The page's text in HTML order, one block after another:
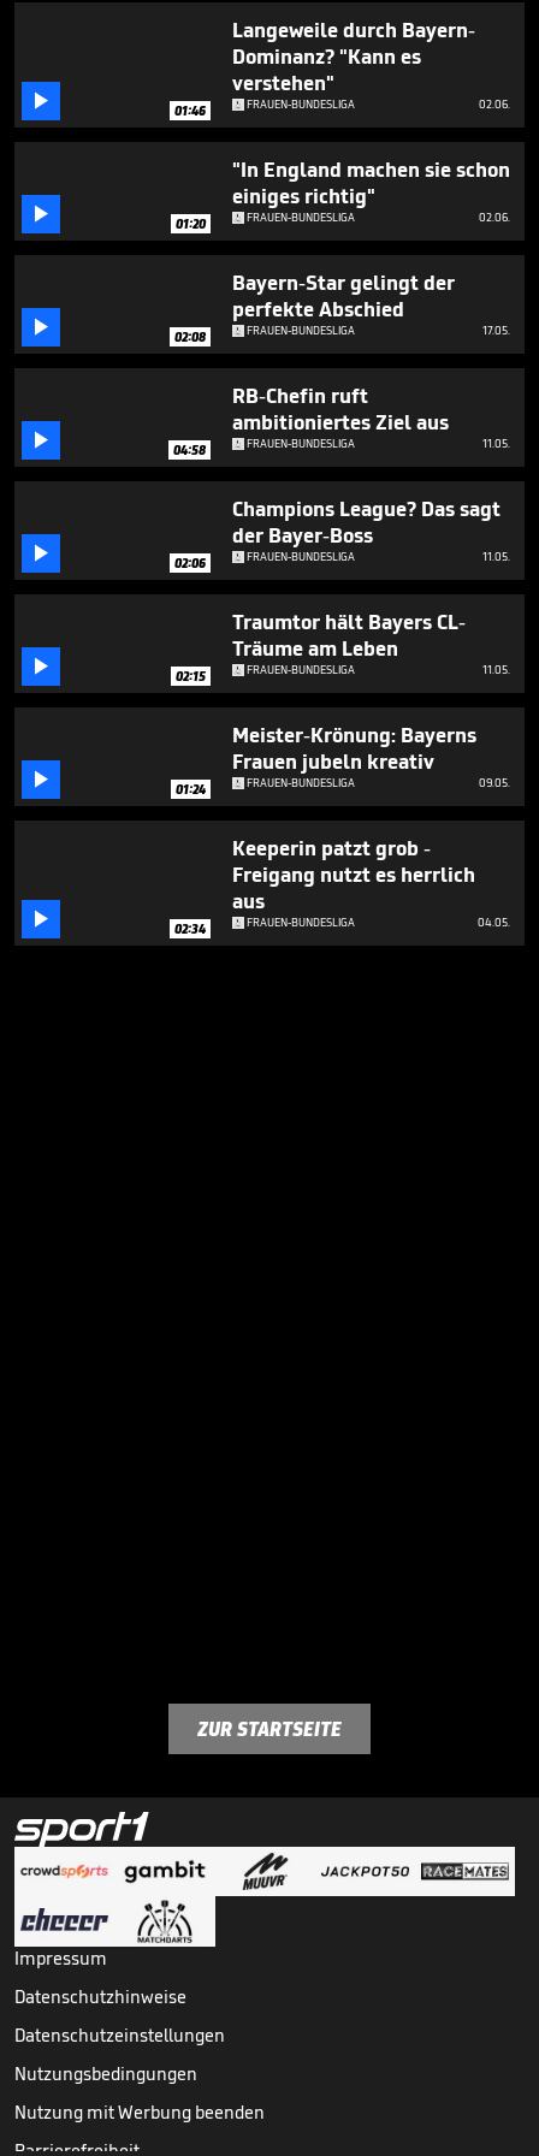
minute,
 01:46
Langeweile durch Bayern-
Dominanz? "Kann es
verstehen"
FRAUEN-BUNDESLIGA 02.06.
 01:20
"In England machen sie schon
einiges richtig"
FRAUEN-BUNDESLIGA 02.06.
 02:08
Bayern-Star gelingt der
perfekte Abschied
FRAUEN-BUNDESLIGA 17.05.
 04:58
RB-Chefin ruft
ambitioniertes Ziel aus
FRAUEN-BUNDESLIGA 11.05.
 02:06
Champions League? Das sagt
der Bayer-Boss
FRAUEN-BUNDESLIGA 11.05.
 02:15
Traumtor hält Bayers CL-
Träume am Leben
FRAUEN-BUNDESLIGA 11.05.
 01:24
Meister-Krönung: Bayerns
Frauen jubeln kreativ
FRAUEN-BUNDESLIGA 09.05.
 02:34
Keeperin patzt grob -
Freigang nutzt es herrlich
aus
FRAUEN-BUNDESLIGA 04.05.
ZUR STARTSEITE
Impressum
Datenschutzhinweise
Datenschutzeinstellungen
Nutzungsbedingungen
Nutzung mit Werbung beenden
Barrierefreiheit